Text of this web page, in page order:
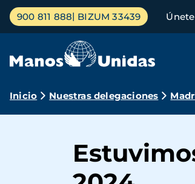
Pasar
contenido
Menú
principal
900 811 888 BIZUM 33439
Ruta
navegación
Inicio Nuestras delegaciones